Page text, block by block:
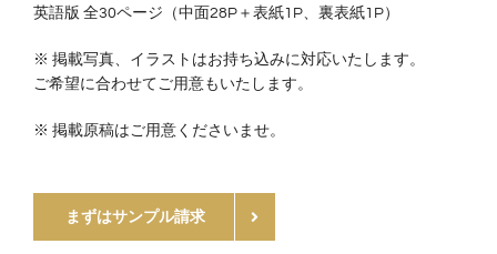
英語版 全30ページ（中面28P＋表紙1P、裏表紙1P）
※ 掲載写真、イラストはお持ち込みに対応いたします。
ご希望に合わせてご用意もいたします。
※ 掲載原稿はご用意くださいませ。
まずはサンプル請求